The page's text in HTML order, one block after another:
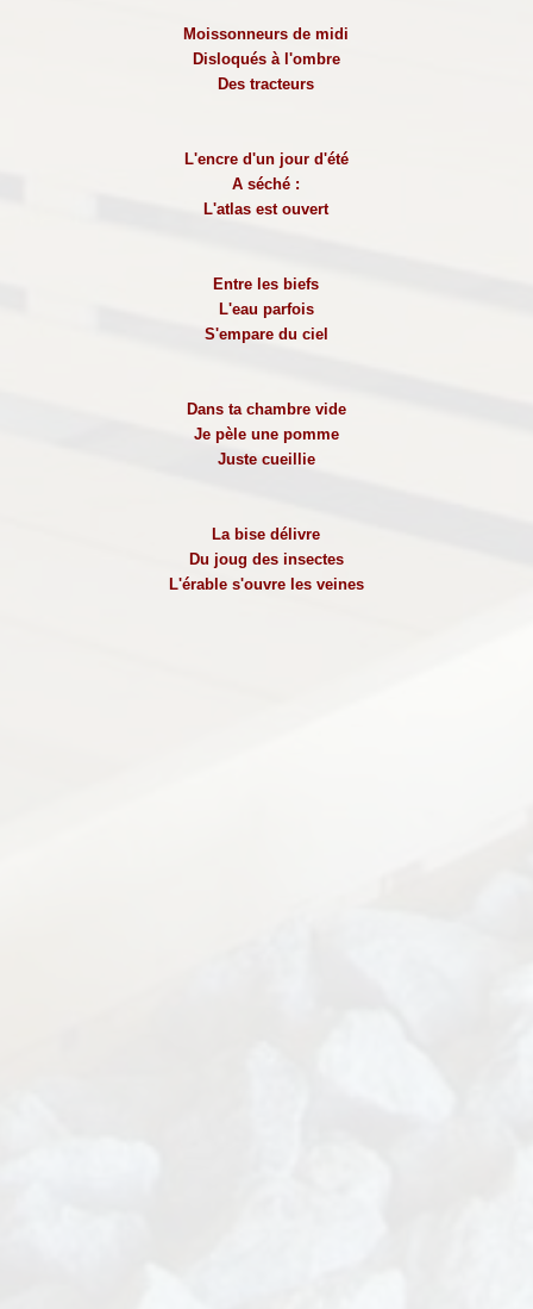
Moissonneurs de midi
Disloqués à l'ombre
Des tracteurs
L'encre d'un jour d'été
A séché :
L'atlas est ouvert
Entre les biefs
L'eau parfois
S'empare du ciel
Dans ta chambre vide
Je pèle une pomme
Juste cueillie
La bise délivre
Du joug des insectes
L'érable s'ouvre les veines